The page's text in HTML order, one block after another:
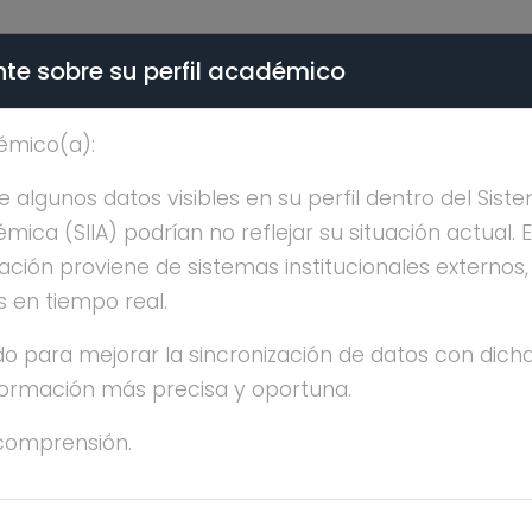
- PÚBLICO
SALGUERO
sobre su perfil académico
algunos datos visibles en su perfil dentro del
(SIIA) podrían no reflejar su situación actual.
proviene de sistemas institucionales
en tiempo real.
para mejorar la sincronización de datos con
más precisa y oportuna.